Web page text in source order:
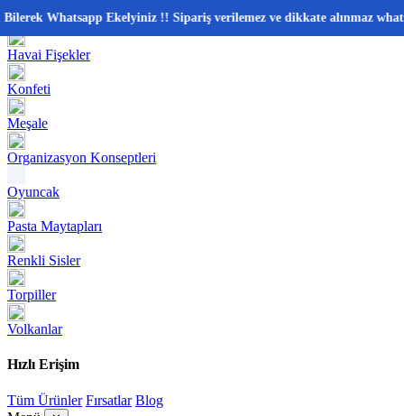
Whatsapp Ekelyiniz !! Sipariş verilemez ve dikkate alınmaz
📂 Kategoriler
Havai Fişekler
Konfeti
Meşale
Organizasyon Konseptleri
Oyuncak
Pasta Maytapları
Renkli Sisler
Torpiller
Volkanlar
Hızlı Erişim
Tüm Ürünler Fırsatlar Blog